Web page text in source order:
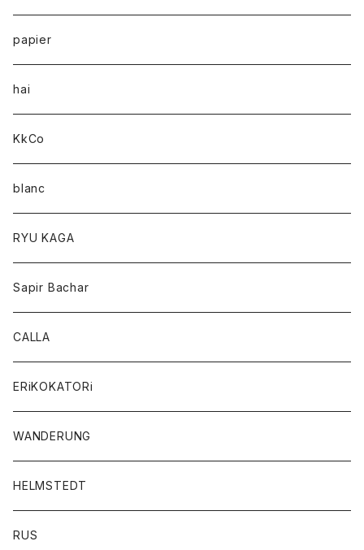
papier
hai
KkCo
blanc
RYU KAGA
Sapir Bachar
CALLA
ERiKOKATORi
WANDERUNG
HELMSTEDT
RUS